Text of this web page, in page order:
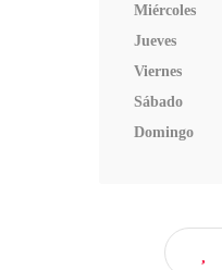
Miércoles
Jueves
Viernes
Sábado
Domingo